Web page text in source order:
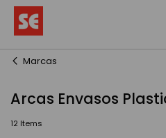
Content
Marcas
Arcas Envasos
12 Items